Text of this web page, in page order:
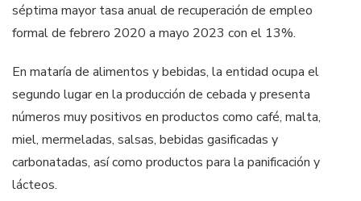
séptima mayor tasa anual de recuperación de empleo
formal de febrero 2020 a mayo 2023 con el 13%.
En mataría de alimentos y bebidas, la entidad ocupa el
segundo lugar en la producción de cebada y presenta
números muy positivos en productos como café, malta,
miel, mermeladas, salsas, bebidas gasificadas y
carbonatadas, así como productos para la panificación y
lácteos.